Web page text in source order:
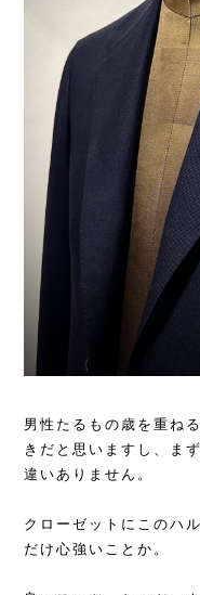
男性たるもの歳を重ね
きだと思いますし、ま
違いありません。
クローゼットにこのハ
だけ心強いことか。